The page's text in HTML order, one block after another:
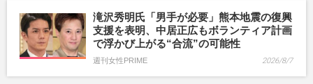
滝沢秀明氏「男手が必要」熊本地震の復興
支援を表明、中居正広もボランティア計画
で浮かび上がる“合流”の可能性
週刊女性PRIME 2026/8/7